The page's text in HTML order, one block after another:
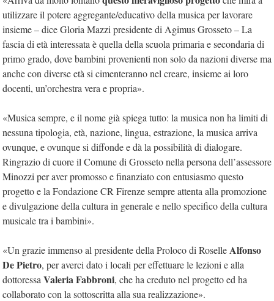
utilizzare il potere aggregante/educativo della musica per lavorare
insieme – dice Gloria Mazzi presidente di Agimus Grosseto – La
fascia di età interessata è quella della scuola primaria e secondaria di
primo grado, dove bambini provenienti non solo da nazioni diverse ma
anche con diverse età si cimenteranno nel creare, insieme ai loro
docenti, un’orchestra vera e propria».
«Musica sempre, e il nome già spiega tutto: la musica non ha limiti di
nessuna tipologia, età, nazione, lingua, estrazione, la musica arriva
ovunque, e ovunque si diffonde e dà la possibilità di dialogare.
Ringrazio di cuore il Comune di Grosseto nella persona dell’assessore
Minozzi per aver promosso e finanziato con entusiasmo questo
progetto e la Fondazione CR Firenze sempre attenta alla promozione
e divulgazione della cultura in generale e nello specifico della cultura
musicale tra i bambini».
«Un grazie immenso al presidente della Proloco di RoselleAlfonso
De Pietro, per averci dato i locali per effettuare le lezioni e alla
dottoressa Valeria Fabbroni, che ha creduto nel progetto ed ha
collaborato con la sottoscritta alla sua realizzazione».